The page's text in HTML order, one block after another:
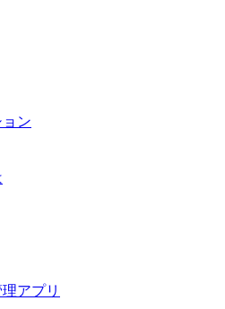
ン
アプリ